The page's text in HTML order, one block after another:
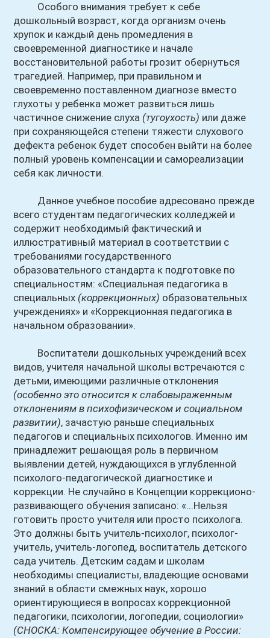
Особого внимания требует к себе
дошкольный возраст, когда организм очень
хрупок и каждый день промедления в
своевременной диагностике и начале
восстановительной работы грозит обернуться
трагедией. Например, при правильном и
своевременно поставленном диагнозе вместо
глухоты у ребенка может развиться лишь
частичное снижение слуха (тугоухость) или даже
при сохраняющейся степени тяжести слухового
дефекта ребенок будет способен выйти на более
полный уровень компенсации и самореализации
себя как личности.
Данное учебное пособие адресовано прежде
всего студентам педагогических колледжей и
содержит необходимый фактический и
иллюстративный материал в соответствии с
требованиями государственного
образовательного стандарта к подготовке по
специальностям: «Специальная педагогика в
специальных (коррекционных) образовательных
учреждениях» и «Коррекционная педагогика в
начальном образовании».
Воспитатели дошкольных учреждений всех
видов, учителя начальной школы встречаются с
детьми, имеющими различные отклонения
(особенно это относится к слабовыраженным
отклонениям в психофизическом и социальном
развитии), зачастую раньше специальных
педагогов и специальных психологов. Именно им
принадлежит решающая роль в первичном
выявлении детей, нуждающихся в углубленной
психолого-педагогической диагностике и
коррекции. Не случайно в Концепции коррекционо-
развивающего обучения записано: «...Нельзя
готовить просто учителя или просто психолога.
Это должны быть учитель-психолог, психолог-
учитель, учитель-логопед, воспитатель детского
сада учитель. Детским садам и школам
необходимы специалисты, владеющие основами
знаний в области смежных наук, хорошо
ориентирующиеся в вопросах коррекционной
педагогики, психологии, логопедии, социологии»
(СНОСКА: Компенсирующее обучение в России: